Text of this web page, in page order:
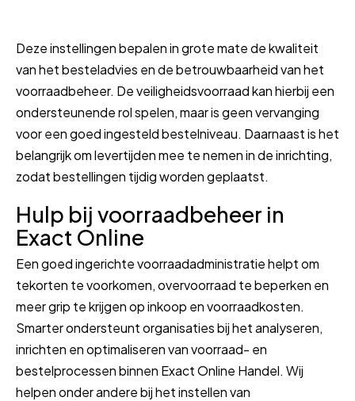
Deze instellingen bepalen in grote mate de kwaliteit
van het besteladvies en de betrouwbaarheid van het
voorraadbeheer. De veiligheidsvoorraad kan hierbij een
ondersteunende rol spelen, maar is geen vervanging
voor een goed ingesteld bestelniveau. Daarnaast is het
belangrijk om levertijden mee te nemen in de inrichting,
zodat bestellingen tijdig worden geplaatst.
Hulp bij voorraadbeheer in
Exact Online
Een goed ingerichte voorraadadministratie helpt om
tekorten te voorkomen, overvoorraad te beperken en
meer grip te krijgen op inkoop en voorraadkosten.
Smarter ondersteunt organisaties bij het analyseren,
inrichten en optimaliseren van voorraad- en
bestelprocessen binnen Exact Online Handel. Wij
helpen onder andere bij het instellen van